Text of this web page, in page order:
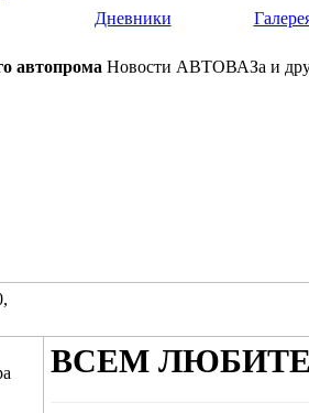
Дневники
автопрома Новости АВТОВАЗа и
ВСЕМ